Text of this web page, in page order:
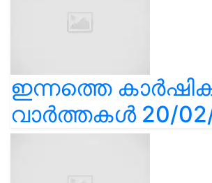
ഇന്നത്തെ
വാർത്തകൾ 20/